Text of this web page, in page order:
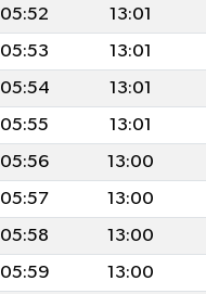
05:52 13:01
05:53 13:01
05:54 13:01
05:55 13:01
05:56 13:00
05:57 13:00
05:58 13:00
05:59 13:00